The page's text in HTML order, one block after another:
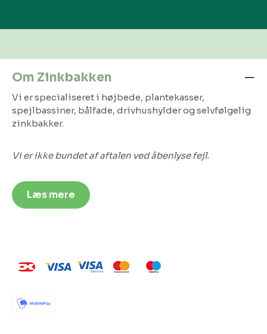
Om Zinkbakken
Vi er specialiseret i højbede, plantekasser,
spejlbassiner, bålfade, drivhushylder og selvfølgelig
zinkbakker.
Vi er ikke bundet af aftalen ved åbenlyse fejl.
Læs mere